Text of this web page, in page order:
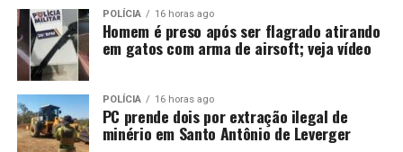
RELATED TOPICS: COMBATE CRIA
DESTAQUE
ESTELIONATO
MATOGROSSO POR PROJETO
REGRAS
TELEFONE
UP NEXT
Mais de 27,5 mil indústrias foram abertas em Mato
Grosso em 2024, aponta Jucemat
POLÍCIA 16 horas ago
Homem é preso após ser flagrado atirando
em gatos com arma de airsoft; veja vídeo
POLÍCIA 16 horas ago
PC prende dois por extração ilegal de
minério em Santo Antônio de Leverger